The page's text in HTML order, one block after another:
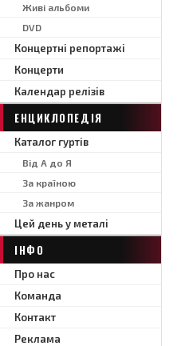
Живі альбоми
DVD
Концертні репортажі
Концерти
Календар релізів
ЕНЦИКЛОПЕДІЯ
Каталог гуртів
Від А до Я
За країною
За жанром
Цей день у металі
ІНФО
Про нас
Команда
Контакт
Реклама